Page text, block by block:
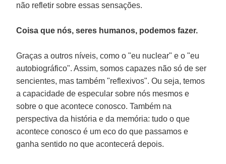
não refletir sobre essas sensações.
Coisa que nós, seres humanos, podemos fazer.
Graças a outros níveis, como o "eu nuclear" e o "eu
autobiográfico". Assim, somos capazes não só de ser
sencientes, mas também "reflexivos". Ou seja, temos
a capacidade de especular sobre nós mesmos e
sobre o que acontece conosco. Também na
perspectiva da história e da memória: tudo o que
acontece conosco é um eco do que passamos e
ganha sentido no que acontecerá depois.